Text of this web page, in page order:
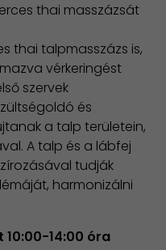
thai masszázsát
thai talpmasszázs is,
vérkeringést
szervek
és
a talp területein,
A talp és a lábfej
tudják
harmonizálni
14:00 óra